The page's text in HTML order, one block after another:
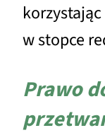
w stopce
Prawo